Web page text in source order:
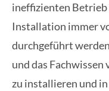
ineffizienten Betrieb
Installation immer
durchgeführt
und das Fachwissen
zu installieren und